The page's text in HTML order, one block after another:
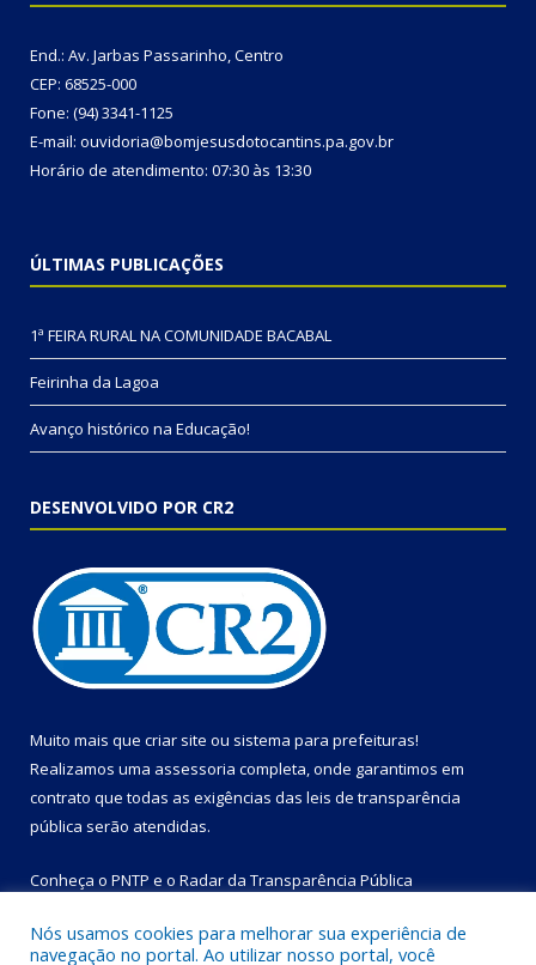
End.: Av. Jarbas Passarinho, Centro
CEP: 68525-000
Fone: (94) 3341-1125
E-mail: ouvidoria@bomjesusdotocantins.pa.gov.br
Horário de atendimento: 07:30 às 13:30
ÚLTIMAS PUBLICAÇÕES
1ª FEIRA RURAL NA COMUNIDADE BACABAL
Feirinha da Lagoa
Avanço histórico na Educação!
DESENVOLVIDO POR CR2
Muito mais que criar site ou sistema para prefeituras!
Realizamos uma assessoria completa, onde garantimos em
contrato que todas as exigências das leis de transparência
pública serão atendidas.
Conheça o PNTP e o Radar da Transparência Pública
Nós usamos cookies para melhorar sua experiência de
navegação no portal. Ao utilizar nosso portal, você